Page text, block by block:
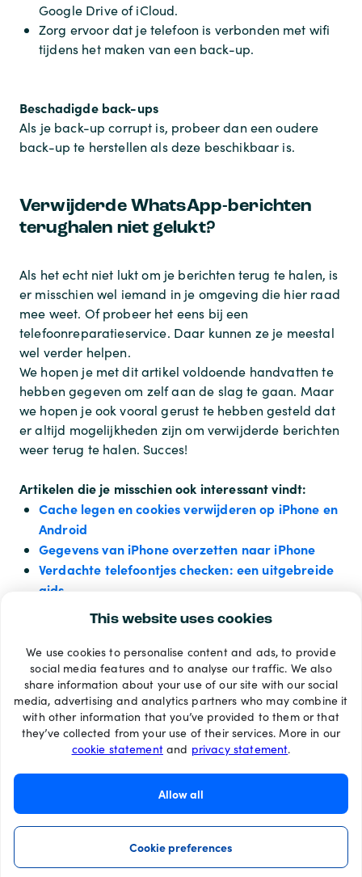
This website uses cookies
We use cookies to personalise content and ads, to provide
social media features and to analyse our traffic. We also
share information about your use of our site with our social
media, advertising and analytics partners who may combine it
with other information that you’ve provided to them or that
they’ve collected from your use of their services. More in our
cookie statementand privacy statement.
Allow all
Cookie preferences
Google Drive of iCloud.
Zorg ervoor dat je telefoon is verbonden met wifi
tijdens het maken van een back-up.
Beschadigde back-ups
Als je back-up corrupt is, probeer dan een oudere
back-up te herstellen als deze beschikbaar is.
Verwijderde WhatsApp-berichten
terughalen niet gelukt?
Als het echt niet lukt om je berichten terug te halen, is
er misschien wel iemand in je omgeving die hier raad
mee weet. Of probeer het eens bij een
telefoonreparatieservice. Daar kunnen ze je meestal
wel verder helpen.
We hopen je met dit artikel voldoende handvatten te
hebben gegeven om zelf aan de slag te gaan. Maar
we hopen je ook vooral gerust te hebben gesteld dat
er altijd mogelijkheden zijn om verwijderde berichten
weer terug te halen. Succes!
Artikelen die je misschien ook interessant vindt:
Cache legen en cookies verwijderen op iPhone en
Android
Gegevens van iPhone overzetten naar iPhone
Verdachte telefoontjes checken: een uitgebreide
gids
Betaalmethoden